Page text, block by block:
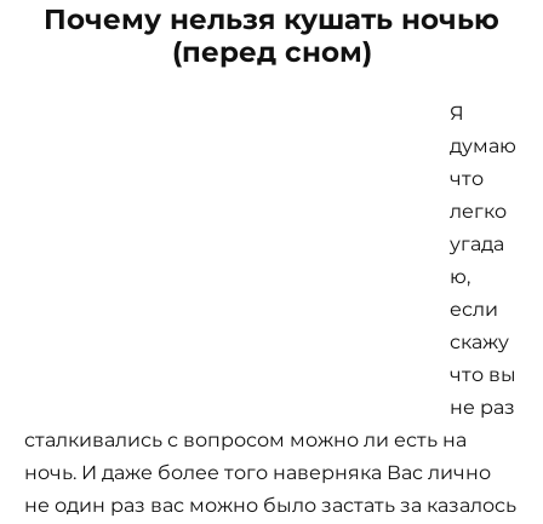
Почему нельзя кушать ночью
(перед сном)
Я
думаю
что
легко
угада
ю,
если
скажу
что вы
не раз
сталкивались с вопросом можно ли есть на
ночь. И даже более того наверняка Вас лично
не один раз вас можно было застать за казалось